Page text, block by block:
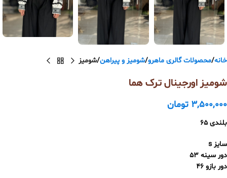
خانه محصولات گالری ماهرو شومیز و پیراهن شومیز
شومیز اورجینال ترک هما
3,500,000 تومان
بلندی 65
سایز s
دور سینه 53
دور بازو 46